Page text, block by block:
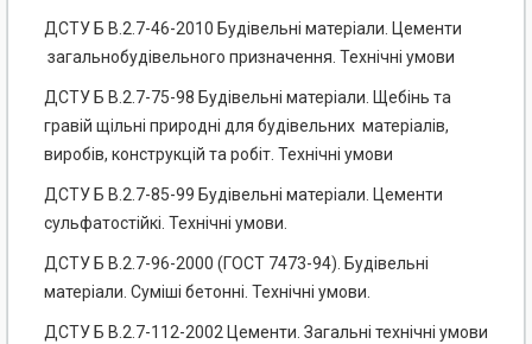
ДСТУ Б В.2.7-46-2010 Будівельні матеріали. Цементи
загальнобудівельного призначення. Технічні умови
ДСТУ Б В.2.7-75-98 Будівельні матеріали. Щебінь та
гравій щільні природні для будівельних матеріалів,
виробів, конструкцій та робіт. Технічні умови
ДСТУ Б В.2.7-85-99 Будівельні матеріали. Цементи
сульфатостійкі. Технічні умови.
ДСТУ Б В.2.7-96-2000 (ГОСТ 7473-94). Будівельні
матеріали. Суміші бетонні. Технічні умови.
ДСТУ Б В.2.7-112-2002 Цементи. Загальні технічні умови